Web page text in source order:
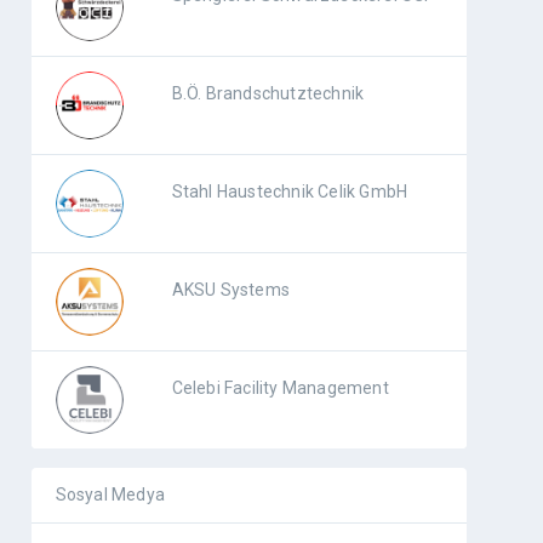
B.Ö. Brandschutztechnik
Stahl Haustechnik Celik GmbH
AKSU Systems
Celebi Facility Management
Sosyal Medya